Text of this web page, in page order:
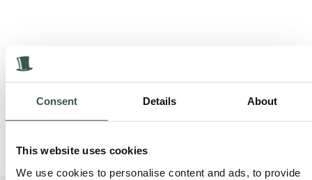
Consent Details About
This website uses cookies
We use cookies to personalise content and ads, to provide
Humor was zijn tweede natuur.
Lees meer